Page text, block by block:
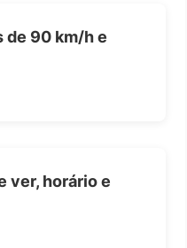
de 90 km/h e
ver, horário e